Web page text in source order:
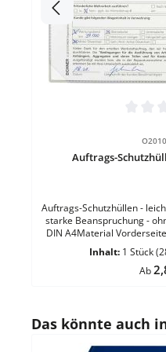
Auftrags-
Auftrags-Schutzhüllen -
starke Beanspruchung -
DIN A4Material
Rückseite: PVC Grau
Klettverschluss- ohne
= 10
Inhalt: 1 Stück
Ab
Produktgalerie
Das könnte auch